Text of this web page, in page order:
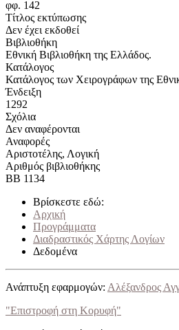
φφ. 142
Τίτλος εκτύπωσης
Δεν έχει εκδοθεί
Βιβλιοθήκη
Εθνική Βιβλιοθήκη της Ελλάδος.
Κατάλογος
Κατάλογος των Χειρογράφων της
Ένδειξη
1292
Σχόλια
Δεν αναφέρονται
Αναφορές
Αριστοτέλης, Λογική
Αριθμός βιβλιοθήκης
ΒΒ 1134
Βρίσκεστε εδώ:
Αρχική
Προγράμματα
Διαδραστικός Χάρτης Λογίων
Δεδομένα
Ανάπτυξη εφαρμογών: Αλέξανδρος
"Επιστροφή στη Κορυφή"